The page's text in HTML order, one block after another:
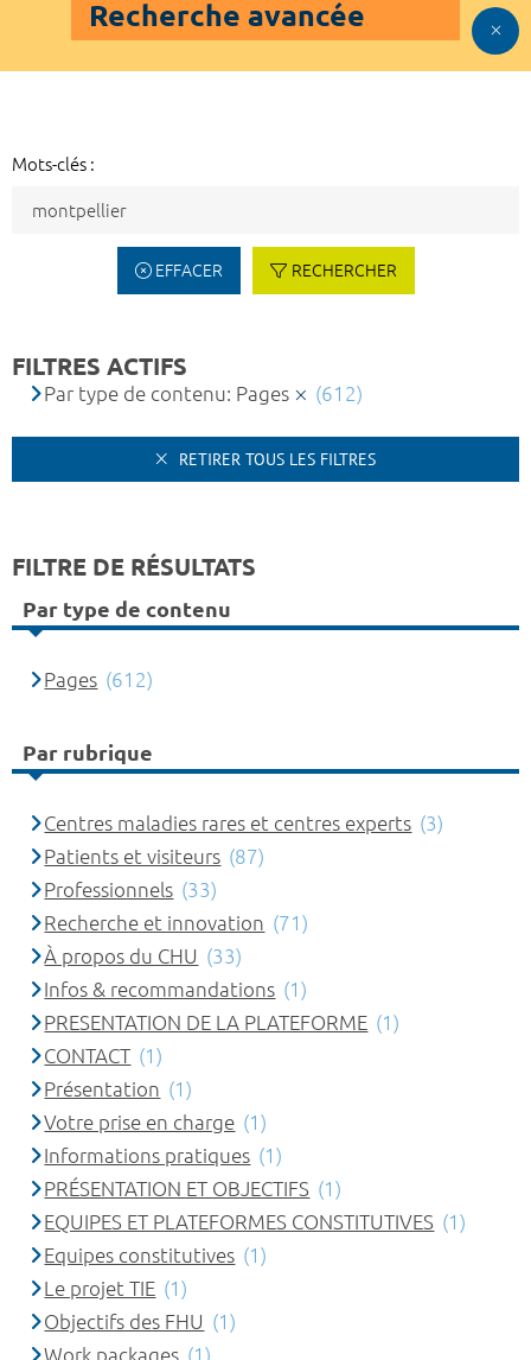
Recherche avancée
Mots-clés :
EFFACER RECHERCHER
FILTRES ACTIFS
Par type de contenu: Pages (612)
RETIRER TOUS LES FILTRES
FILTRE DE RÉSULTATS
Par type de contenu
Pages (612)
Par rubrique
Centres maladies rares et centres experts (3)
Patients et visiteurs (87)
Professionnels (33)
Recherche et innovation (71)
À propos du CHU (33)
Infos & recommandations (1)
PRESENTATION DE LA PLATEFORME (1)
CONTACT (1)
Présentation (1)
Votre prise en charge (1)
Informations pratiques (1)
PRÉSENTATION ET OBJECTIFS (1)
EQUIPES ET PLATEFORMES CONSTITUTIVES (1)
Equipes constitutives (1)
Le projet TIE (1)
Objectifs des FHU (1)
Work packages (1)